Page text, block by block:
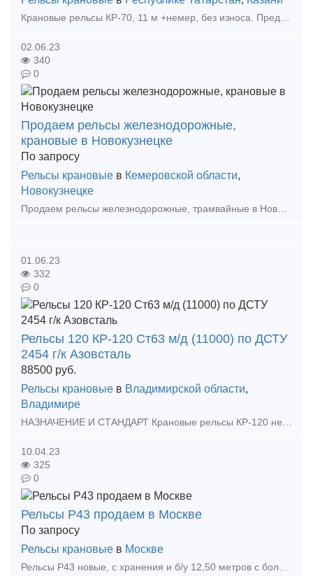
02.06.23
340
0
Продаем рельсы железнодорожные,
крановые в Новокузнецке
По запросу
Рельсы крановые в Кемеровской области,
Новокузнецке
01.06.23
332
0
Рельсы 120 КР-120 Ст63 м/д (11000) по ДСТУ
2454 г/к Азовсталь
88500 руб.
Рельсы крановые в Владимирской области,
Владимире
10.04.23
325
0
Рельсы Р43 продаем в Москве
По запросу
Рельсы крановые в Москве
Рельсы Р43 новые, с хранения и б/у 12,50 метров с болтовыми отверстиями, также комплектующие к ним, накладки, подкладки и др. Доставка автотранспортом Самовывоз